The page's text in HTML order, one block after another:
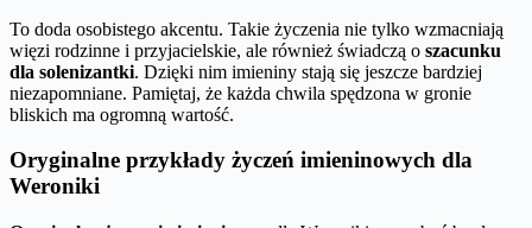
To doda osobistego akcentu. Takie życzenia nie tylko wzmacniają
więzi rodzinne i przyjacielskie, ale również świadczą o szacunku
dla solenizantki. Dzięki nim imieniny stają się jeszcze bardziej
niezapomniane. Pamiętaj, że każda chwila spędzona w gronie
bliskich ma ogromną wartość.
Oryginalne przykłady życzeń imieninowych dla
Weroniki